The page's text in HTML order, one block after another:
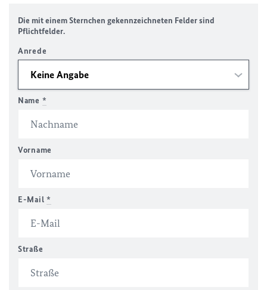
Die mit einem Sternchen gekennzeichneten Felder sind
Pflichtfelder.
Anrede
Name *
Vorname
E-Mail *
Straße